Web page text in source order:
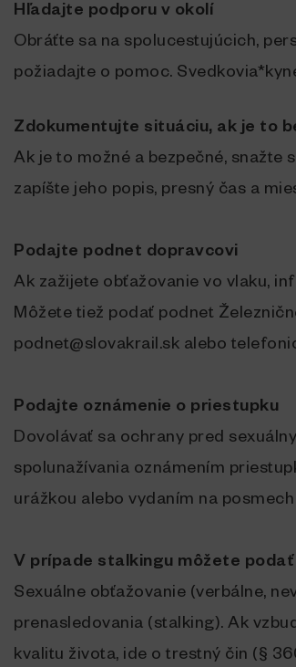
Hľadajte podporu v okolí
Obráťte sa na spolucestujúcich,
požiadajte o pomoc.
Zdokumentujte situáciu, ak je to
Ak je to možné a bezpečné,
zapíšte jeho popis, presný čas a
Podajte podnet dopravcovi
Ak zažijete obťažovanie vo vlaku,
Môžete tiež podať podnet
podnet@slovakrail.sk alebo
Podajte oznámenie o priestupku
Dovolávať sa ochrany pred
spolunažívania oznámením
urážkou alebo vydaním na
V prípade stalkingu môžete
Sexuálne obťažovanie (verbálne,
prenasledovania (stalking). Ak
kvalitu života, ide o trestný čin (§